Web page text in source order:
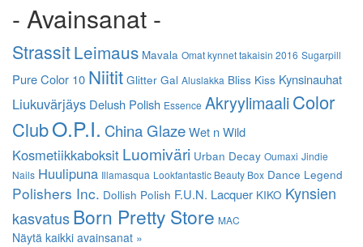
- Avainsanat -
StrassitLeimaus Mavala Omat kynnet takaisin 2016 Sugarpill
Pure Color 10 Niitit Glitter Gal Aluslakka Bliss Kiss Kynsinauhat
Liukuvärjäys Delush Polish Essence AkryylimaaliColor
ClubO.P.I. China GlazeWet n Wild
Kosmetiikkaboksit Luomiväri Urban Decay Oumaxi Jindie
Nails Huulipuna Illamasqua Lookfantastic Beauty Box Dance Legend
Polishers Inc. Dollish Polish F.U.N. Lacquer KIKO Kynsien
kasvatusBorn Pretty Store MAC
Näytä kaikki avainsanat »